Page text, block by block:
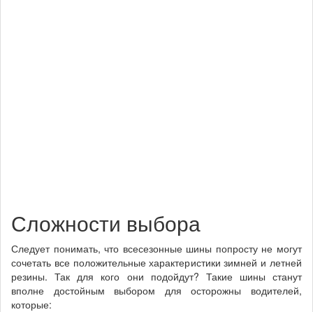
Сложности выбора
Следует понимать, что всесезонные шины попросту не могут
сочетать все положительные характеристики зимней и летней
резины. Так для кого они подойдут? Такие шины станут
вполне достойным выбором для осторожны водителей,
которые: